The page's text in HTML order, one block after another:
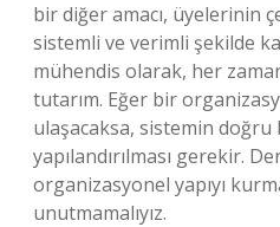
bir diğer amacı, üyelerinin
sistemli ve verimli şekilde
mühendis olarak, her
tutarım. Eğer bir
ulaşacaksa, sistemin doğru
yapılandırılması gerekir.
organizasyonel yapıyı kurma
unutmamalıyız.